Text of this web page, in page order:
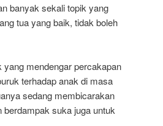
banyak sekali topik yang
tua yang baik, tidak boleh
mendengar percakapan
terhadap anak di masa
sedang membicarakan
suka juga untuk